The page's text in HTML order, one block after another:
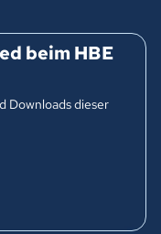
beim HBE
Downloads dieser